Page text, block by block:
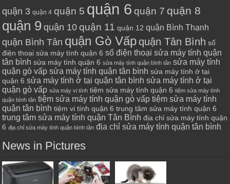
quận 3 quận 4 quận 5 quận 6 quận 7 quận 8
quận 9 quận 10 quận 11 quận 12 quận Bình Thạnh
quận Bình Tân quận Gò Vấp quận Tân Bình số
điện thoại sửa máy tính quận 6 số điện thoại sửa máy tính quận
tân bình sửa máy tính quận 6 sửa máy tính quận bình tân sửa máy tính
quận gò vấp sửa máy tính quận tân bình sửa máy tính ở tại
quận 6 sửa máy tính ở tại quận tân bình sửa máy tính ở tại
quận gò vấp sửa máy vi tính tiệm sửa máy tính quận 6 tiệm sửa máy tính
quận bình tân tiệm sửa máy tính quận gò vấp tiệm sửa máy tính
quận tân bình tiệm vi tính quận 6 trung tâm sửa máy tính quận 6
trung tâm sửa máy tính quận Tân Bình địa chỉ sửa máy tính quận
6 địa chỉ sửa máy tính quận bình tân địa chỉ sửa máy tính quận tân bình
News in Pictures